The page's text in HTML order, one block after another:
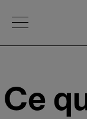
Open Menu
Ce